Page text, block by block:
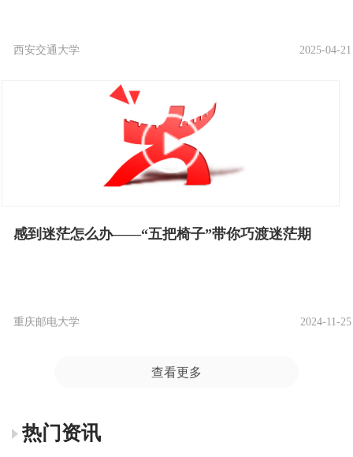
西安交通大学 2025-04-21
感到迷茫怎么办——“五把椅子”带你巧渡迷茫期
重庆邮电大学 2024-11-25
查看更多
热门资讯